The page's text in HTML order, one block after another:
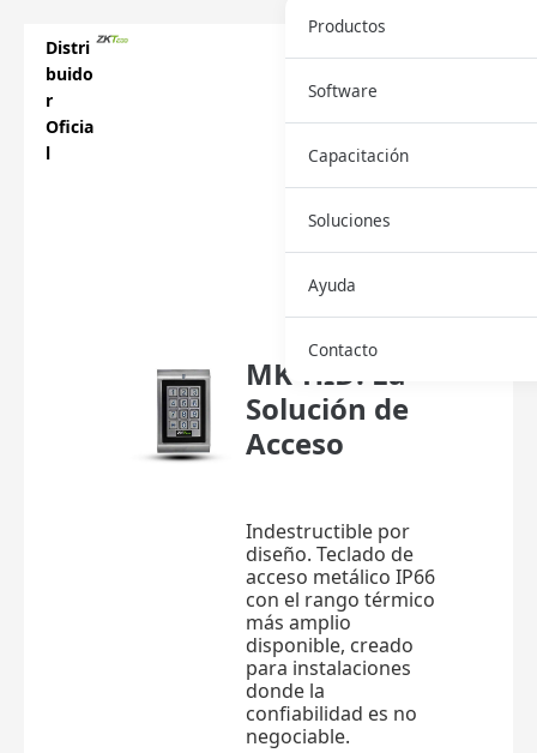
Distri
buido
r
Oficia
l
Descar
Ficha
MK-HID: La
Solución de
Acceso
Indestructible por
diseño. Teclado de
acceso metálico IP66
con el rango térmico
más amplio
disponible, creado
para instalaciones
donde la
confiabilidad es no
negociable.
Productos
Software
Capacitación
Soluciones
Ayuda
Contacto